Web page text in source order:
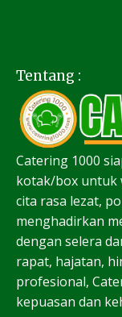
Tentang :
Catering 1000
kotak/box untuk
cita rasa lezat,
menghadirkan
dengan selera
rapat, hajatan,
profesional,
kepuasan dan